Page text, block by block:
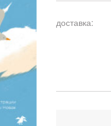
доставка: